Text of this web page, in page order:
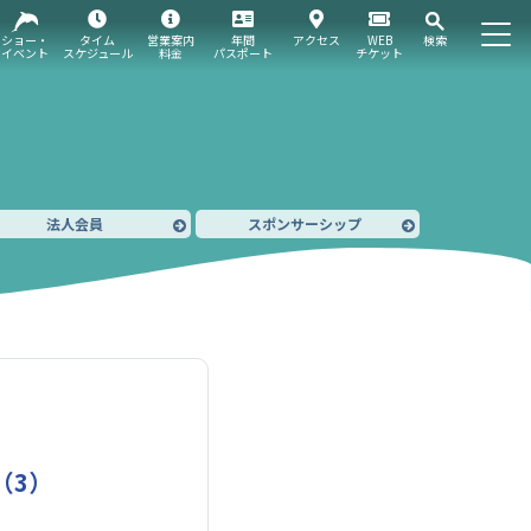
WEB
チケット
検索
ショー・
イベント
タイム
スケジュール
営業案内
料金
年間
パスポート
アクセス
法人会員 スポンサーシップ
）